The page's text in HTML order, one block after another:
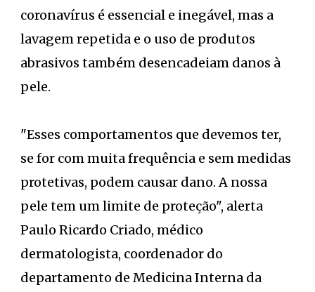
coronavírus é essencial e inegável, mas a
lavagem repetida e o uso de produtos
abrasivos também desencadeiam danos à
pele.
"Esses comportamentos que devemos ter,
se for com muita frequência e sem medidas
protetivas, podem causar dano. A nossa
pele tem um limite de proteção", alerta
Paulo Ricardo Criado, médico
dermatologista, coordenador do
departamento de Medicina Interna da